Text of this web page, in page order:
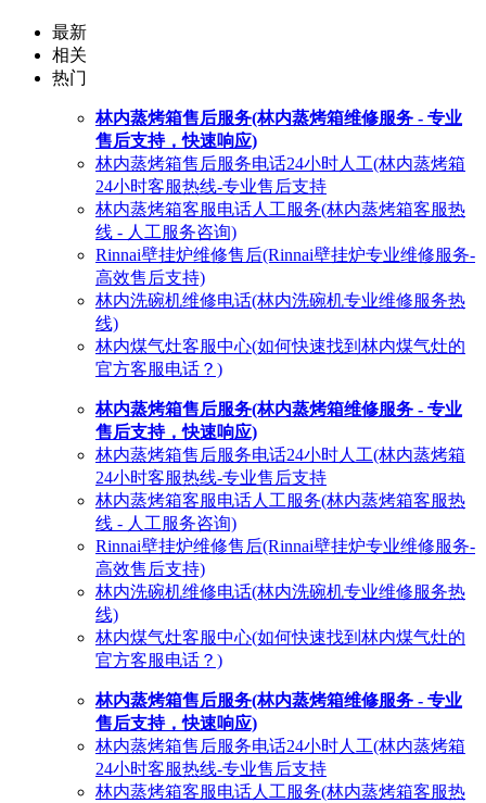
最新
相关
热门
林内蒸烤箱售后服务(林内蒸烤箱维修服务 - 专业
售后支持，快速响应)
林内蒸烤箱售后服务电话24小时人工(林内蒸烤箱
24小时客服热线-专业售后支持
林内蒸烤箱客服电话人工服务(林内蒸烤箱客服热
线 - 人工服务咨询)
Rinnai壁挂炉维修售后(Rinnai壁挂炉专业维修服务-
高效售后支持)
林内洗碗机维修电话(林内洗碗机专业维修服务热
线)
林内煤气灶客服中心(如何快速找到林内煤气灶的
官方客服电话？)
林内蒸烤箱售后服务(林内蒸烤箱维修服务 - 专业
售后支持，快速响应)
林内蒸烤箱售后服务电话24小时人工(林内蒸烤箱
24小时客服热线-专业售后支持
林内蒸烤箱客服电话人工服务(林内蒸烤箱客服热
线 - 人工服务咨询)
Rinnai壁挂炉维修售后(Rinnai壁挂炉专业维修服务-
高效售后支持)
林内洗碗机维修电话(林内洗碗机专业维修服务热
线)
林内煤气灶客服中心(如何快速找到林内煤气灶的
官方客服电话？)
林内蒸烤箱售后服务(林内蒸烤箱维修服务 - 专业
售后支持，快速响应)
林内蒸烤箱售后服务电话24小时人工(林内蒸烤箱
24小时客服热线-专业售后支持
林内蒸烤箱客服电话人工服务(林内蒸烤箱客服热